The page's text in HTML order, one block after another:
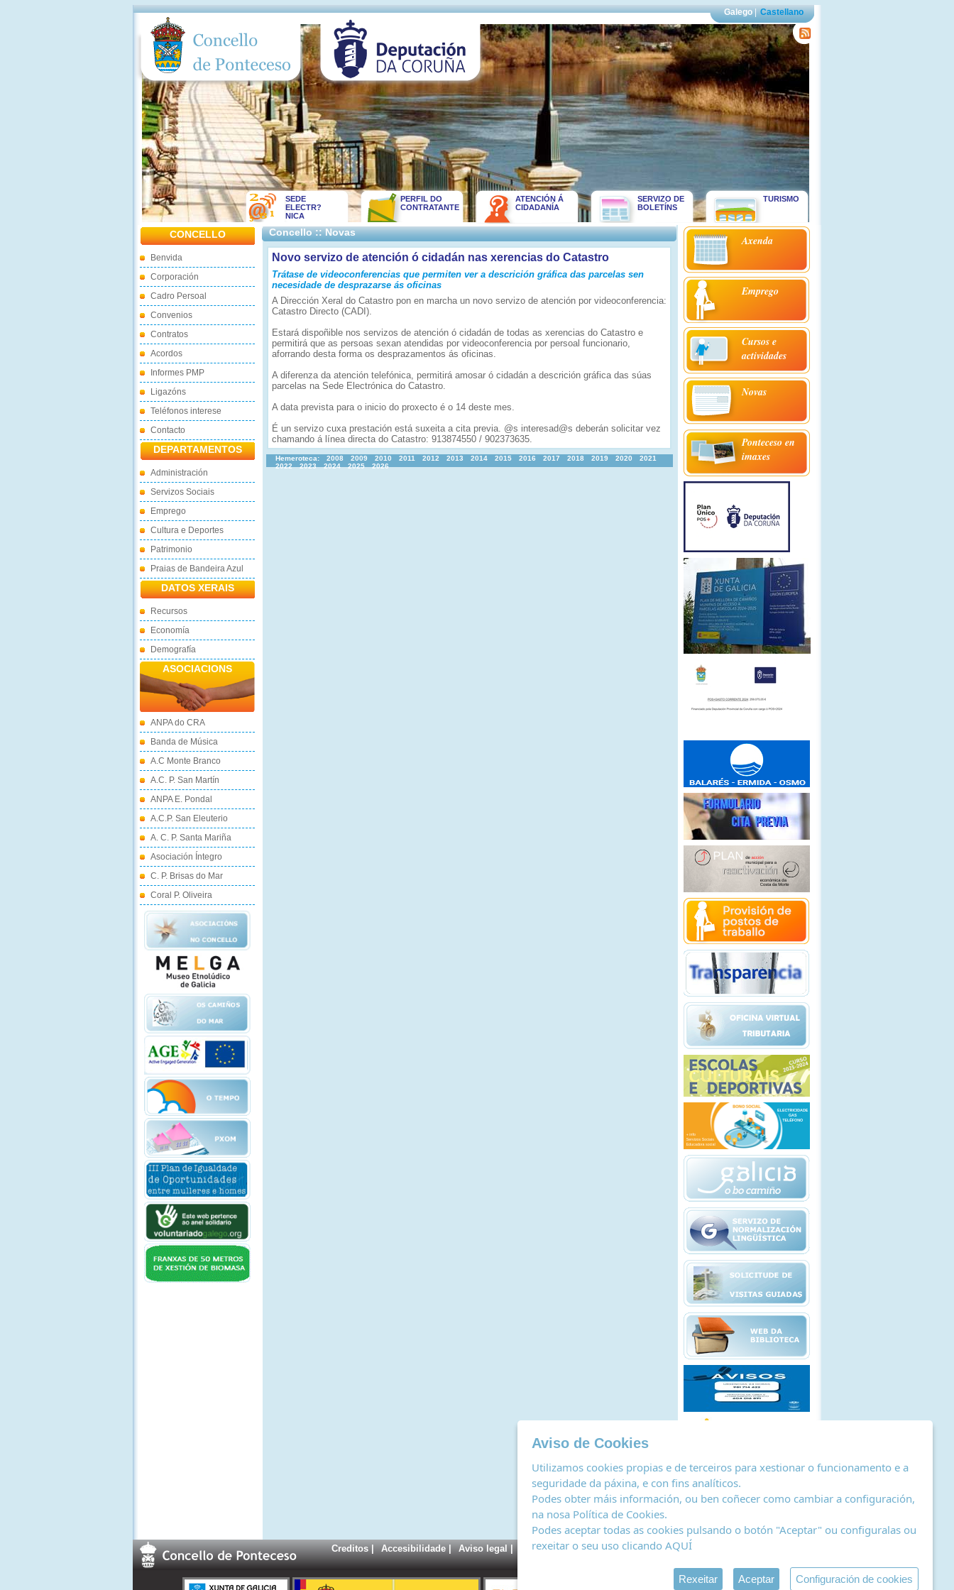
Galego| Castellano
SEDE
ELECTR?
NICA
PERFIL DO
CONTRATANTE
ATENCIÓN Á
CIDADANÍA
SERVIZO DE
BOLETÍNS
TURISMO
CONCELLO
Benvida
Corporación
Cadro Persoal
Convenios
Contratos
Acordos
Informes PMP
Ligazóns
Teléfonos interese
Contacto
DEPARTAMENTOS
Administración
Servizos Sociais
Emprego
Cultura e Deportes
Patrimonio
Praias de Bandeira Azul
DATOS XERAIS
Recursos
Economía
Demografía
ASOCIACIONS
ANPA do CRA
Banda de Música
A.C Monte Branco
A.C. P. San Martín
ANPA E. Pondal
A.C.P. San Eleuterio
A. C. P. Santa Mariña
Asociación Íntegro
C. P. Brisas do Mar
Coral P. Oliveira
Concello :: Novas
Novo servizo de atención ó cidadán nas xerencias do Catastro
Trátase de videoconferencias que permiten ver a descrición gráfica das parcelas sen
necesidade de desprazarse ás oficinas
A Dirección Xeral do Catastro pon en marcha un novo servizo de atención por videoconferencia:
Catastro Directo (CADI).
Estará dispoñible nos servizos de atención ó cidadán de todas as xerencias do Catastro e
permitirá que as persoas sexan atendidas por videoconferencia por persoal funcionario,
aforrando desta forma os desprazamentos ás oficinas.
A diferenza da atención telefónica, permitirá amosar ó cidadán a descrición gráfica das súas
parcelas na Sede Electrónica do Catastro.
A data prevista para o inicio do proxecto é o 14 deste mes.
É un servizo cuxa prestación está suxeita a cita previa. @s interesad@s deberán solicitar vez
chamando á línea directa do Catastro: 913874550 / 902373635.
Hemeroteca: 2008 2009 2010 2011 2012 2013 2014 2015 2016 2017 2018 2019 2020
2021
2022
2023 2024 2025 2026
Axenda
Emprego
Cursos e
actividades
Novas
Ponteceso en
imaxes
Creditos| Accesibilidade| Aviso legal| Política de cookies| Rexistro de actividades de tratamento
Aviso de Cookies
Utilizamos cookies propias e de terceiros para xestionar o funcionamento e a
seguridade da páxina, e con fins analíticos.
Podes obter máis información, ou ben coñecer como cambiar a configuración,
na nosa Política de Cookies.
Podes aceptar todas as cookies pulsando o botón "Aceptar" ou configuralas ou
rexeitar o seu uso clicando AQUÍ
Rexeitar Aceptar Configuración de cookies